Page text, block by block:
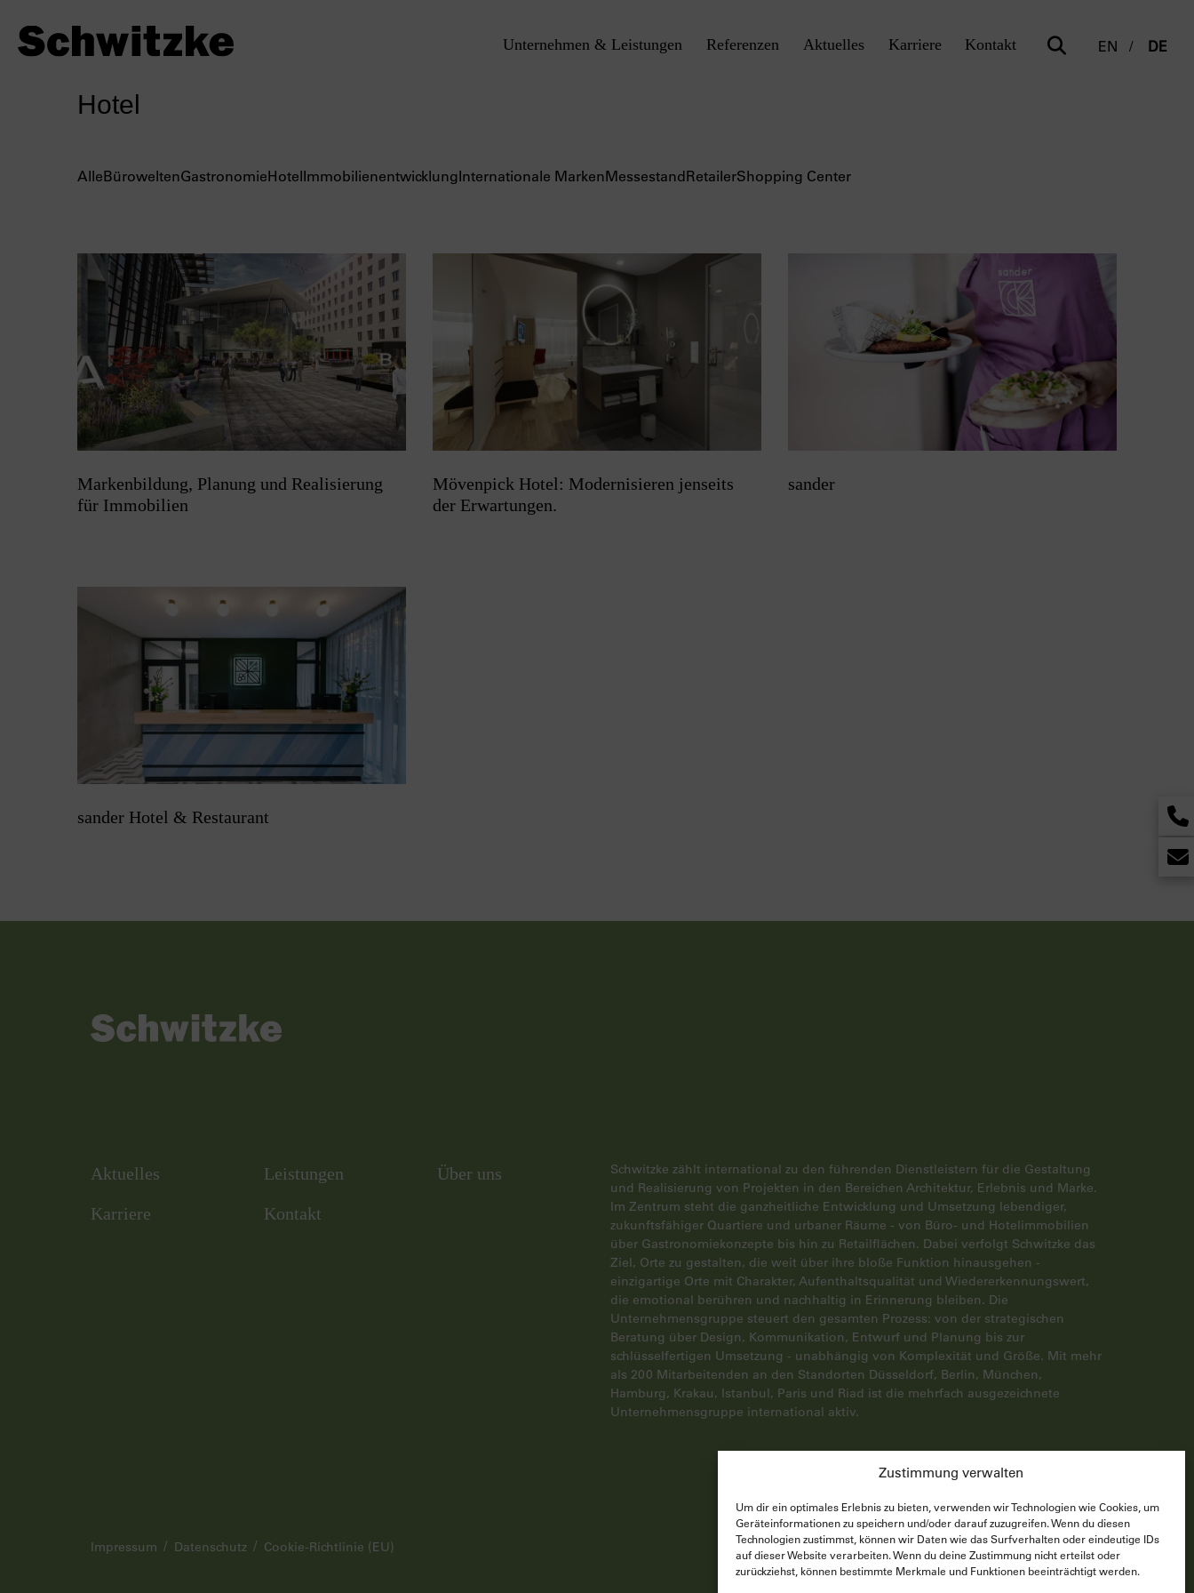
Zustimmung verwalten
Um dir ein optimales Erlebnis zu bieten, verwenden wir Technologien wie Cookies, um
Geräteinformationen zu speichern und/oder darauf zuzugreifen. Wenn du diesen
Technologien zustimmst, können wir Daten wie das Surfverhalten oder eindeutige IDs
auf dieser Website verarbeiten. Wenn du deine Zustimmung nicht erteilst oder
zurückziehst, können bestimmte Merkmale und Funktionen beeinträchtigt werden.
Unternehmen & Leistungen Referenzen Aktuelles Karriere Kontakt EN DE
Hotel
AlleBüroweltenGastronomieHotelImmobilienentwicklungInternationale MarkenMessestandRetailerShopping Center
Markenbildung, Planung und Realisierung
für Immobilien
Mövenpick Hotel: Modernisieren jenseits
der Erwartungen.
sander
sander Hotel & Restaurant +49
Aktuelles Leistungen Über uns
Karriere Kontakt
Schwitzke zählt international zu den führenden Dienstleistern für die Gestaltung
und Realisierung von Projekten in den Bereichen Architektur, Erlebnis und Marke.
Im Zentrum steht die ganzheitliche Entwicklung und Umsetzung lebendiger,
zukunftsfähiger Quartiere und urbaner Räume - von Büro- und Hotelimmobilien
über Gastronomiekonzepte bis hin zu Retailflächen. Dabei verfolgt Schwitzke das
Ziel, Orte zu gestalten, die weit über ihre bloße Funktion hinausgehen -
einzigartige Orte mit Charakter, Aufenthaltsqualität und Wiedererkennungswert,
die emotional berühren und nachhaltig in Erinnerung bleiben. Die
Unternehmensgruppe steuert den gesamten Prozess: von der strategischen
Beratung über Design, Kommunikation, Entwurf und Planung bis zur
schlüsselfertigen Umsetzung - unabhängig von Komplexität und Größe. Mit mehr
als 200 Mitarbeitenden an den Standorten Düsseldorf, Berlin, München,
Hamburg, Krakau, Istanbul, Paris und Riad ist die mehrfach ausgezeichnete
Unternehmensgruppe international aktiv.
Impressum Datenschutz Cookie-Richtlinie (EU) © 2026 Schwitzke GmbH